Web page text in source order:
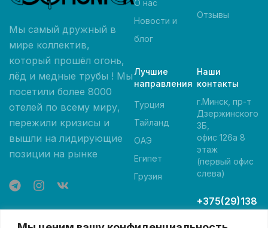
Мы самый дружный в
мире коллектив,
который прошёл огонь,
лёд и медные трубы ! Мы
посетили более 8000
отелей по всему миру,
пережили кризисы и
вышли на лидирующие
позиции на рынке
О нас
Новости и
блог
Отзывы
Лучшие
направления
Турция
Тайланд
ОАЭ
Египет
Грузия
Наши
контакты
г.Минск, пр-т
Дзержинского
3Б,
офис 126а 8
этаж
(первый офис
слева)
+375(29)138